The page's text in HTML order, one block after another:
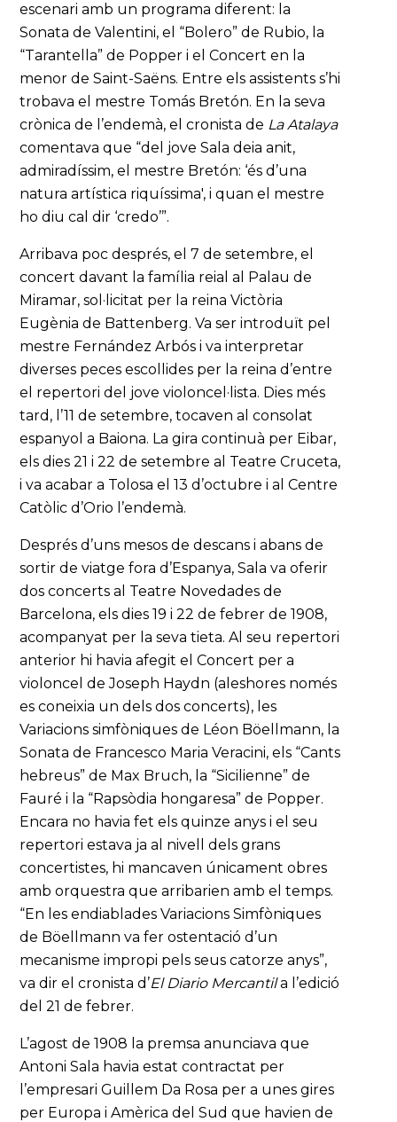
escenari amb un programa diferent: la
Sonata de Valentini, el “Bolero” de Rubio, la
“Tarantella” de Popper i el Concert en la
menor de Saint-Saëns. Entre els assistents s’hi
trobava el mestre Tomás Bretón. En la seva
crònica de l’endemà, el cronista de La Atalaya
comentava que “del jove Sala deia anit,
admiradíssim, el mestre Bretón: ‘és d’una
natura artística riquíssima', i quan el mestre
ho diu cal dir ‘credo’”.
Arribava poc després, el 7 de setembre, el
concert davant la família reial al Palau de
Miramar, sol·licitat per la reina Victòria
Eugènia de Battenberg. Va ser introduït pel
mestre Fernández Arbós i va interpretar
diverses peces escollides per la reina d’entre
el repertori del jove violoncel·lista. Dies més
tard, l’11 de setembre, tocaven al consolat
espanyol a Baiona. La gira continuà per Eibar,
els dies 21 i 22 de setembre al Teatre Cruceta,
i va acabar a Tolosa el 13 d’octubre i al Centre
Catòlic d’Orio l’endemà.
Després d’uns mesos de descans i abans de
sortir de viatge fora d’Espanya, Sala va oferir
dos concerts al Teatre Novedades de
Barcelona, els dies 19 i 22 de febrer de 1908,
acompanyat per la seva tieta. Al seu repertori
anterior hi havia afegit el Concert per a
violoncel de Joseph Haydn (aleshores només
es coneixia un dels dos concerts), les
Variacions simfòniques de Léon Böellmann, la
Sonata de Francesco Maria Veracini, els “Cants
hebreus” de Max Bruch, la “Sicilienne” de
Fauré i la “Rapsòdia hongaresa” de Popper.
Encara no havia fet els quinze anys i el seu
repertori estava ja al nivell dels grans
concertistes, hi mancaven únicament obres
amb orquestra que arribarien amb el temps.
“En les endiablades Variacions Simfòniques
de Böellmann va fer ostentació d’un
mecanisme impropi pels seus catorze anys”,
va dir el cronista d’El Diario Mercantila l’edició
del 21 de febrer.
L’agost de 1908 la premsa anunciava que
Antoni Sala havia estat contractat per
l’empresari Guillem Da Rosa per a unes gires
per Europa i Amèrica del Sud que havien de